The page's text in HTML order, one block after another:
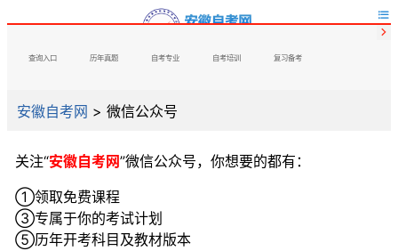

查询入口 历年真题 自考专业 自考培训 复习备考

安徽自考网 > 微信公众号
关注“安徽自考网”微信公众号，你想要的都有：
①领取免费课程
③专属于你的考试计划
⑤历年开考科目及教材版本